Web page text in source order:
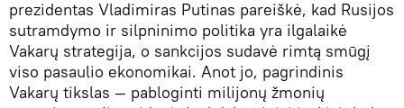
prezidentas Vladimiras Putinas pareiškė, kad Rusijos
sutramdymo ir silpninimo politika yra ilgalaikė
Vakarų strategija, o sankcijos sudavė rimtą smūgį
viso pasaulio ekonomikai. Anot jo, pagrindinis
Vakarų tikslas — pabloginti milijonų žmonių